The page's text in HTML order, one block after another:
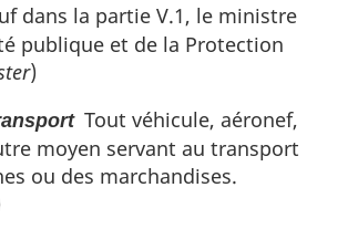
dans la partie V.1, le ministre
publique et de la Protection
)
Tout véhicule, aéronef,
moyen servant au transport
ou des marchandises.